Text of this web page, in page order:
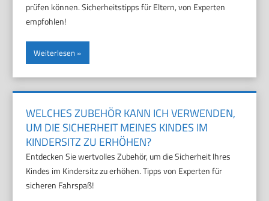
prüfen können. Sicherheitstipps für Eltern, von Experten
empfohlen!
Weiterlesen
WELCHES ZUBEHÖR KANN ICH VERWENDEN,
UM DIE SICHERHEIT MEINES KINDES IM
KINDERSITZ ZU ERHÖHEN?
Entdecken Sie wertvolles Zubehör, um die Sicherheit Ihres
Kindes im Kindersitz zu erhöhen. Tipps von Experten für
sicheren Fahrspaß!